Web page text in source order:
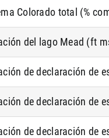
Colorado total (%
del lago Mead (ft
de declaración de
de declaración de
de declaración de